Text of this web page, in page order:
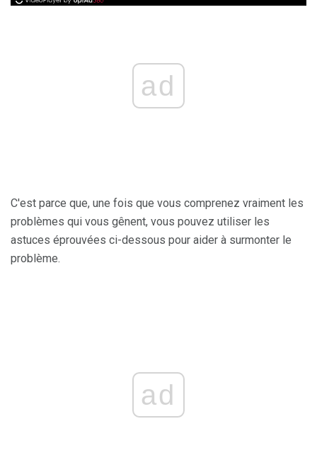
ad
C'est parce que, une fois que vous comprenez vraiment les
problèmes qui vous gênent, vous pouvez utiliser les
astuces éprouvées ci-dessous pour aider à surmonter le
problème.
ad